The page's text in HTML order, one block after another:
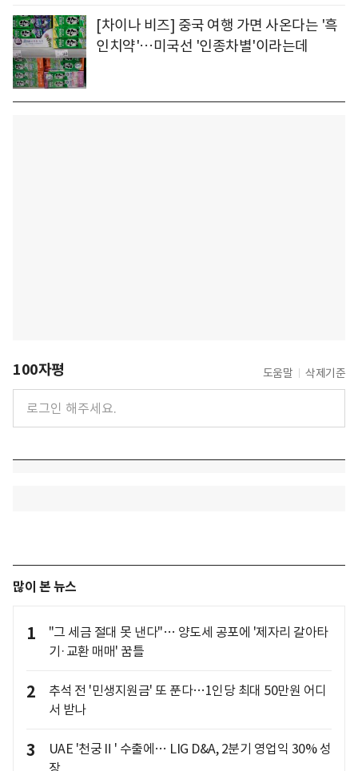
[차이나 비즈] 중국 여행 가면 사온다는 '흑
인치약'…미국선 '인종차별'이라는데
100자평 도움말 삭제기준
많이 본 뉴스
1
"그 세금 절대 못 낸다"… 양도세 공포에 '제자리 갈아타
기·교환 매매' 꿈틀
2
추석 전 '민생지원금' 또 푼다…1인당 최대 50만원 어디
서 받나
3
UAE '천궁Ⅱ' 수출에… LIG D&A, 2분기 영업익 30% 성